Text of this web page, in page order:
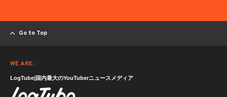
Go to Top
WE ARE :
LogTube|国内最大のYouTuberニュースメディア